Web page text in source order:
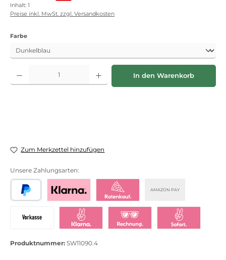
Inhalt: 1
Preise inkl. MwSt. zzgl. Versandkosten
Farbeauswählen
Produkt Anzahl: Gib den gewünschten Wert ein oder benutze die
In den Warenkorb
Zum Merkzettel hinzufügen
Unsere Zahlungsarten:
AMAZON PAY
Produktnummer: SW11090.4